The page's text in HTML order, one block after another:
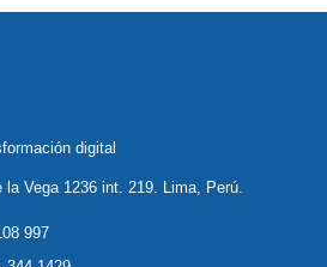
digital
la Vega 1236 int. 219. Lima, Perú.
997